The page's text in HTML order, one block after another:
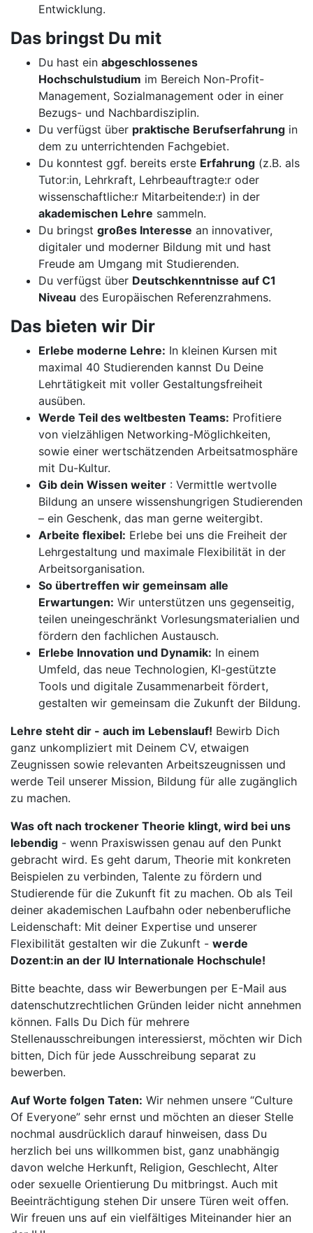
Entwicklung.
Das bringst Du mit
Du hast ein abgeschlossenes
Hochschulstudium im Bereich Non-Profit-
Management, Sozialmanagement oder in einer
Bezugs- und Nachbardisziplin.
Du verfügst über praktische Berufserfahrung in
dem zu unterrichtenden Fachgebiet.
Du konntest ggf. bereits erste Erfahrung (z.B. als
Tutor:in, Lehrkraft, Lehrbeauftragte:r oder
wissenschaftliche:r Mitarbeitende:r) in der
akademischen Lehre sammeln.
Du bringst großes Interesse an innovativer,
digitaler und moderner Bildung mit und hast
Freude am Umgang mit Studierenden.
Du verfügst über Deutschkenntnisse auf C1
Niveau des Europäischen Referenzrahmens.
Das bieten wir Dir
Erlebe moderne Lehre: In kleinen Kursen mit
maximal 40 Studierenden kannst Du Deine
Lehrtätigkeit mit voller Gestaltungsfreiheit
ausüben.
Werde Teil des weltbesten Teams: Profitiere
von vielzähligen Networking-Möglichkeiten,
sowie einer wertschätzenden Arbeitsatmosphäre
mit Du-Kultur.
Gib dein Wissen weiter : Vermittle wertvolle
Bildung an unsere wissenshungrigen Studierenden
– ein Geschenk, das man gerne weitergibt.
Arbeite flexibel: Erlebe bei uns die Freiheit der
Lehrgestaltung und maximale Flexibilität in der
Arbeitsorganisation.
So übertreffen wir gemeinsam alle
Erwartungen: Wir unterstützen uns gegenseitig,
teilen uneingeschränkt Vorlesungsmaterialien und
fördern den fachlichen Austausch.
Erlebe Innovation und Dynamik: In einem
Umfeld, das neue Technologien, KI-gestützte
Tools und digitale Zusammenarbeit fördert,
gestalten wir gemeinsam die Zukunft der Bildung.
Lehre steht dir - auch im Lebenslauf! Bewirb Dich
ganz unkompliziert mit Deinem CV, etwaigen
Zeugnissen sowie relevanten Arbeitszeugnissen und
werde Teil unserer Mission, Bildung für alle zugänglich
zu machen.
Was oft nach trockener Theorie klingt, wird bei uns
lebendig - wenn Praxiswissen genau auf den Punkt
gebracht wird. Es geht darum, Theorie mit konkreten
Beispielen zu verbinden, Talente zu fördern und
Studierende für die Zukunft fit zu machen. Ob als Teil
deiner akademischen Laufbahn oder nebenberufliche
Leidenschaft: Mit deiner Expertise und unserer
Flexibilität gestalten wir die Zukunft - werde
Dozent:in an der IU Internationale Hochschule!
Bitte beachte, dass wir Bewerbungen per E-Mail aus
datenschutzrechtlichen Gründen leider nicht annehmen
können. Falls Du Dich für mehrere
Stellenausschreibungen interessierst, möchten wir Dich
bitten, Dich für jede Ausschreibung separat zu
bewerben.
Auf Worte folgen Taten: Wir nehmen unsere “Culture
Of Everyone” sehr ernst und möchten an dieser Stelle
nochmal ausdrücklich darauf hinweisen, dass Du
herzlich bei uns willkommen bist, ganz unabhängig
davon welche Herkunft, Religion, Geschlecht, Alter
oder sexuelle Orientierung Du mitbringst. Auch mit
Beeinträchtigung stehen Dir unsere Türen weit offen.
Wir freuen uns auf ein vielfältiges Miteinander hier an